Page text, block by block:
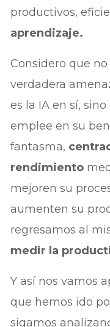
productivos,
aprendizaje.
Considero que
verdadera
es la IA en sí,
emplee en su
fantasma,
rendimiento
mejoren su
aumenten su
regresamos al
medir la
Y así nos vamos
que hemos ido
sigamos